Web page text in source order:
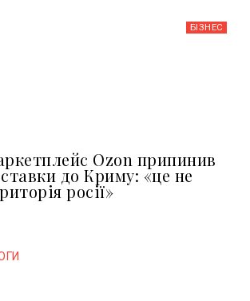
БІЗНЕС
Ozon припинив
до Криму: «це не
росії»